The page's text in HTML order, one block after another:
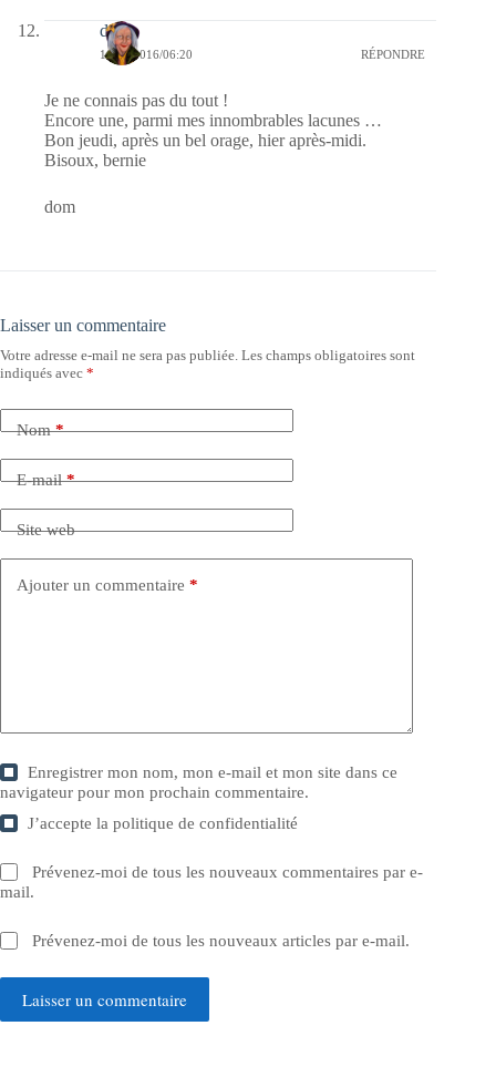
dom
16/06/2016/06:20 RÉPONDRE
Je ne connais pas du tout !
Encore une, parmi mes innombrables lacunes …
Bon jeudi, après un bel orage, hier après-midi.
Bisoux, bernie
dom
Laisser un commentaire
Votre adresse e-mail ne sera pas publiée. Les champs obligatoires sont
indiqués avec *
Nom*
E-mail*
Site web
Ajouter un commentaire *
Enregistrer mon nom, mon e-mail et mon site dans ce
navigateur pour mon prochain commentaire.
J’accepte lapolitique de confidentialité
Prévenez-moi de tous les nouveaux commentaires par e-
mail.
Prévenez-moi de tous les nouveaux articles par e-mail.
Laisser un commentaire